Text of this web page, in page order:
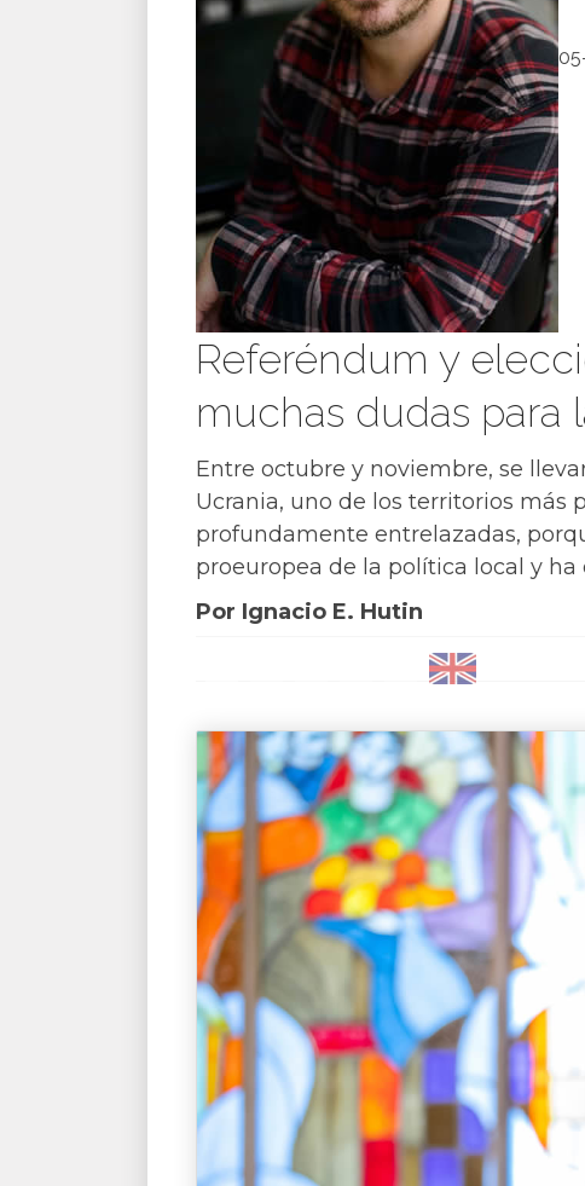
Referéndum y
muchas dudas para
Entre octubre y noviembre, se
Ucrania, uno de los territorios más
profundamente entrelazadas,
proeuropea de la política local y
Por Ignacio E. Hutin